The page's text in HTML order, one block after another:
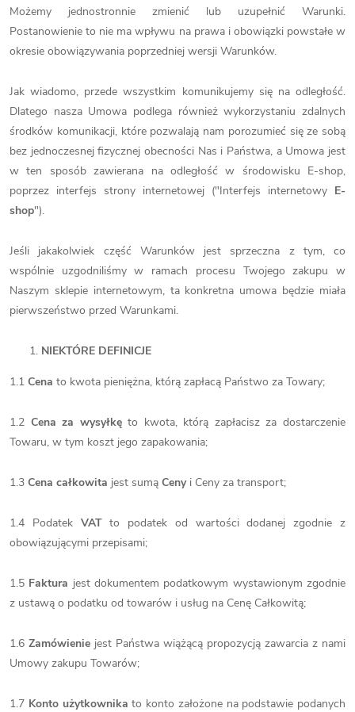
Możemy jednostronnie zmienić lub uzupełnić Warunki.
Postanowienie to nie ma wpływu na prawa i obowiązki powstałe w
okresie obowiązywania poprzedniej wersji Warunków.
Jak wiadomo, przede wszystkim komunikujemy się na odległość.
Dlatego nasza Umowa podlega również wykorzystaniu zdalnych
środków komunikacji, które pozwalają nam porozumieć się ze sobą
bez jednoczesnej fizycznej obecności Nas i Państwa, a Umowa jest
w ten sposób zawierana na odległość w środowisku E-shop,
poprzez interfejs strony internetowej ("Interfejs internetowy E-
shop").
Jeśli jakakolwiek część Warunków jest sprzeczna z tym, co
wspólnie uzgodniliśmy w ramach procesu Twojego zakupu w
Naszym sklepie internetowym, ta konkretna umowa będzie miała
pierwszeństwo przed Warunkami.
NIEKTÓRE DEFINICJE
1.1 Cena to kwota pieniężna, którą zapłacą Państwo za Towary;
1.2 Cena za wysyłkęto kwota, którą zapłacisz za dostarczenie
Towaru, w tym koszt jego zapakowania;
1.3 Cena całkowita jest sumą Ceny i Ceny za transport;
1.4 Podatek VATto podatek od wartości dodanej zgodnie z
obowiązującymi przepisami;
1.5 Faktura jest dokumentem podatkowym wystawionym zgodnie
z ustawą o podatku od towarów i usług na Cenę Całkowitą;
1.6 Zamówienie jest Państwa wiążącą propozycją zawarcia z nami
Umowy zakupu Towarów;
1.7 Konto użytkownikato konto założone na podstawie podanych